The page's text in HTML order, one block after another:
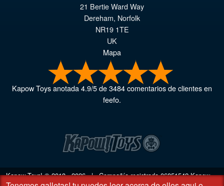
21 Bertie Ward Way
Dereham, Norfolk
NR19 1TE
UK
Mapa
Kapow Toysanotada4.9/5de3484comentarios de clientes en
feefo.
Kapow Toys! © 2013 - 2026 | Compañía registrada06851542Kapow